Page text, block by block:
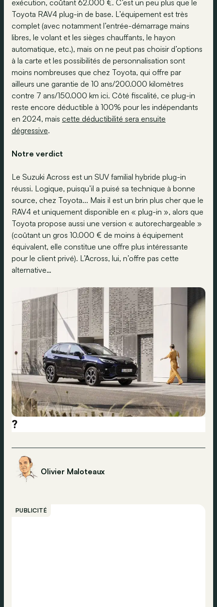
exécution, coûtant 62.000 €. C’est un peu plus que le
Toyota RAV4 plug-in de base. L’équipement est très
complet (avec notamment l’entrée-démarrage mains
libres, le volant et les sièges chauffants, le hayon
automatique, etc.), mais on ne peut pas choisir d’options
à la carte et les possibilités de personnalisation sont
moins nombreuses que chez Toyota, qui offre par
ailleurs une garantie de 10 ans/200.000 kilomètres
contre 7 ans/150.000 km ici. Côté fiscalité, ce plug-in
reste encore déductible à 100% pour les indépendants
en 2024, mais cette déductibilité sera ensuite
dégressive.
Notre verdict
Le Suzuki Across est un SUV familial hybride plug-in
réussi. Logique, puisqu’il a puisé sa technique à bonne
source, chez Toyota... Mais il est un brin plus cher que le
RAV4 et uniquement disponible en « plug-in », alors que
Toyota propose aussi une version « autorechargeable »
(coûtant un gros 10.000 € de moins à équipement
équivalent, elle constitue une offre plus intéressante
pour le client privé). L’Across, lui, n’offre pas cette
alternative…
?
Olivier Maloteaux
PUBLICITÉ